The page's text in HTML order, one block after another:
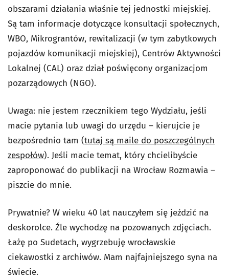
obszarami działania właśnie tej jednostki miejskiej.
Są tam informacje dotyczące konsultacji społecznych,
WBO, Mikrograntów, rewitalizacji (w tym zabytkowych
pojazdów komunikacji miejskiej), Centrów Aktywności
Lokalnej (CAL) oraz dział poświęcony organizacjom
pozarządowych (NGO).
Uwaga: nie jestem rzecznikiem tego Wydziału, jeśli
macie pytania lub uwagi do urzędu – kierujcie je
bezpośrednio tam (tutaj są maile do poszczególnych
zespołów). Jeśli macie temat, który chcielibyście
zaproponować do publikacji na Wrocław Rozmawia –
piszcie do mnie.
Prywatnie? W wieku 40 lat nauczyłem się jeździć na
deskorolce. Źle wychodzę na pozowanych zdjęciach.
Łażę po Sudetach, wygrzebuję wrocławskie
ciekawostki z archiwów. Mam najfajniejszego syna na
świecie.